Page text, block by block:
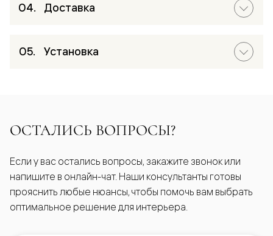
Доставка
Установка
ОСТАЛИСЬ ВОПРОСЫ?
Если у вас остались вопросы, закажите звонок или
напишите в онлайн-чат. Наши консультанты готовы
прояснить любые нюансы, чтобы помочь вам выбрать
оптимальное решение для интерьера.